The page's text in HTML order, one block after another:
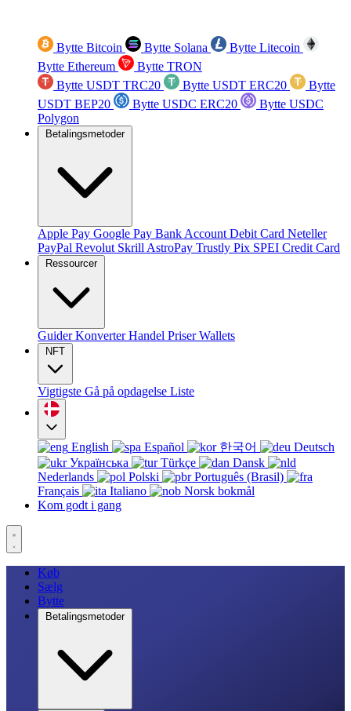
Bytte Bitcoin Bytte Solana
Bytte Litecoin
Bytte Ethereum
Bytte TRON
Bytte USDT TRC20
Bytte USDT ERC20
Bytte
USDT BEP20
Bytte USDC ERC20
Bytte USDC
Polygon
Betalingsmetoder
Apple Pay Google Pay Bank Account Debit Card Neteller
PayPal Revolut Skrill AstroPay Trustly Pix SPEI Credit Card
Ressourcer
GuiderKonverterHandel PriserWallets
NFT
Vigtigste Gå på opdagelse Liste
English Español 한국어
Deutsch
Українська
Türkçe
Dansk
Nederlands
Polski
Português (Brasil)
Français
Italiano
Norsk bokmål
Kom godt i gang
Køb
Sælg
Bytte
Betalingsmetoder